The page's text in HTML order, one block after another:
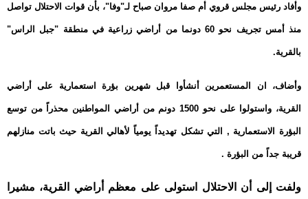
وأفاد رئيس مجلس قروي أم صفا مروان صباح لـ"وفا"، بأن قوات الاحتلال تواصل
منذ أمس تجريف نحو 60 دونما من أراضي زراعية في منطقة "جبل الراس"
بالقرية.
وأضاف، ان المستعمرين أنشأوا قبل شهرين بؤرة استعمارية على أراضي
القرية، واستولوا على نحو 1500 دونم من أراضي المواطنين محذراً من توسع
البؤرة الاستعمارية , التي تشكل تهديداً يومياً لأهالي القرية حيث باتت منازلهم
قريبة جداً من البؤرة .
ولفت إلى أن الاحتلال استولى على معظم أراضي القرية، مشيرا